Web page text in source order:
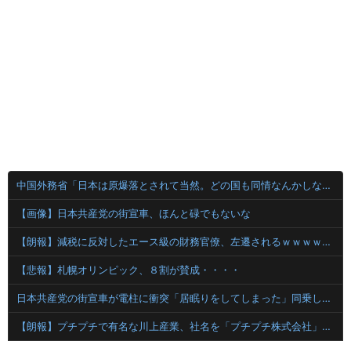
中国外務省「日本は原爆落とされて当然。どの国も同情なんかしない」
【画像】日本共産党の街宣車、ほんと碌でもないな
【朗報】減税に反対したエース級の財務官僚、左遷されるｗｗｗｗｗｗ
【悲報】札幌オリンピック、８割が賛成・・・・
日本共産党の街宣車が電柱に衝突「居眠りをしてしまった」同乗していた県議を含め男女3人重傷
【朗報】プチプチで有名な川上産業、社名を「プチプチ株式会社」に変更ｗｗｗｗｗ